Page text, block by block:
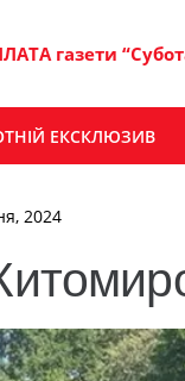
газети
ЕКСКЛЮЗИВ
2024